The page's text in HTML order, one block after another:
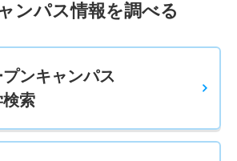
ンパス情報を調べる
ンキャンパス
検索